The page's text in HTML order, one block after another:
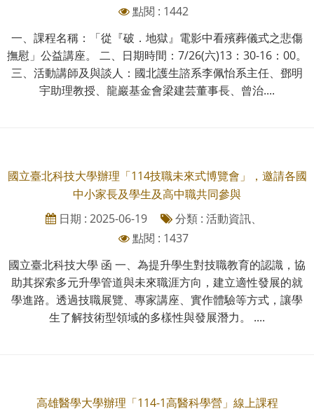
點閱 : 1442
一、課程名稱：「從『破．地獄』電影中看殯葬儀式之悲傷
撫慰」公益講座。 二、日期時間：7/26(六)13：30-16：00。
三、活動講師及與談人：國北護生諮系李佩怡系主任、鄧明
宇助理教授、龍巖基金會梁建芸董事長、曾治....
國立臺北科技大學辦理「114技職未來式博覽會」，邀請各國
中小家長及學生及高中職共同參與
日期 : 2025-06-19
分類 : 活動資訊、
點閱 : 1437
國立臺北科技大學 函 一、為提升學生對技職教育的認識，協
助其探索多元升學管道與未來職涯方向，建立適性發展的就
學進路。透過技職展覽、專家講座、實作體驗等方式，讓學
生了解技術型領域的多樣性與發展潛力。 ....
高雄醫學大學辦理「114-1高醫科學營」線上課程